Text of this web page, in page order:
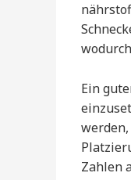
Ein
Zahlen